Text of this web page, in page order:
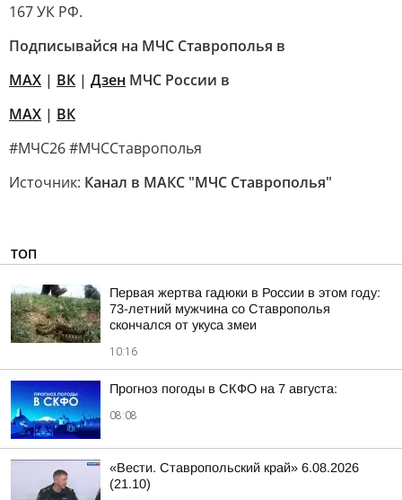
167 УК РФ.
Подписывайся на МЧС Ставрополья в
MAX | ВК | Дзен МЧС России в
MAX | ВК
#МЧС26 #МЧССтаврополья
Источник: Канал в МАКС "МЧС Ставрополья"
ТОП
Первая жертва гадюки в России в этом году:
73-летний мужчина со Ставрополья
скончался от укуса змеи
10:16
Прогноз погоды в СКФО на 7 августа:
08:08
«Вести. Ставропольский край» 6.08.2026
(21.10)